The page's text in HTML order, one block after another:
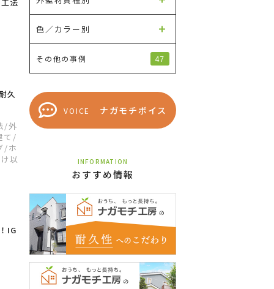
久
/外
て /
/ホ
以
IG
色／カラー別
その他の事例 47
VOICE ナガモチボイス
INFORMATION
おすすめ情報